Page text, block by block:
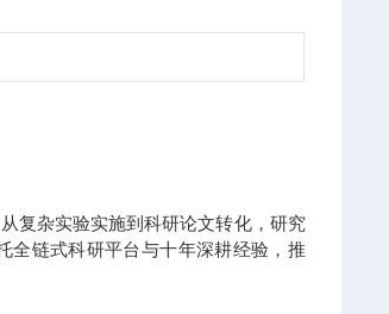
复杂实验实施到科研论文转化，研究
全链式科研平台与十年深耕经验，推